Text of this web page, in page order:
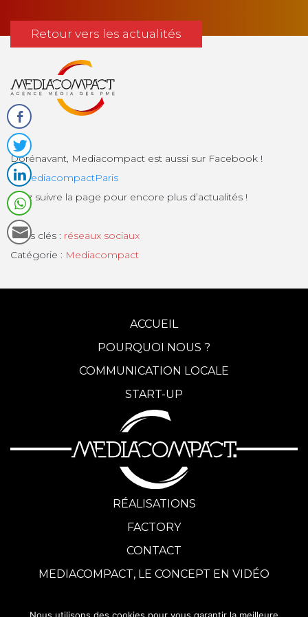
i
c
t
a
r
t
-
u
p
R
é
a
l
i
Retour vers les actualités
Dorénavant, Mediacompact est aussi sur Facebook !
@mediacompactParis
Allez suivre la page pour encore plus d’actualités !
Mots clés : réseaux sociaux
Catégorie : Mediacompact
ACCUEIL
POURQUOI NOUS ?
COMMUNICATION LOCALE
START-UP
RÉALISATIONS
FACTORY
CONTACT
MEDIACOMPACT, LE CONCEPT EN VIDÉO